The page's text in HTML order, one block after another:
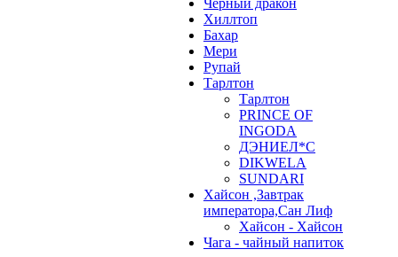
Черный дракон
Хиллтоп
Бахар
Мери
Рупай
Тарлтон
Тарлтон
PRINCE OF
INGODA
ДЭНИЕЛ*С
DIKWELA
SUNDARI
Хайсон ,Завтрак
императора,Сан Лиф
Хайсон - Хайсон
Чага - чайный напиток